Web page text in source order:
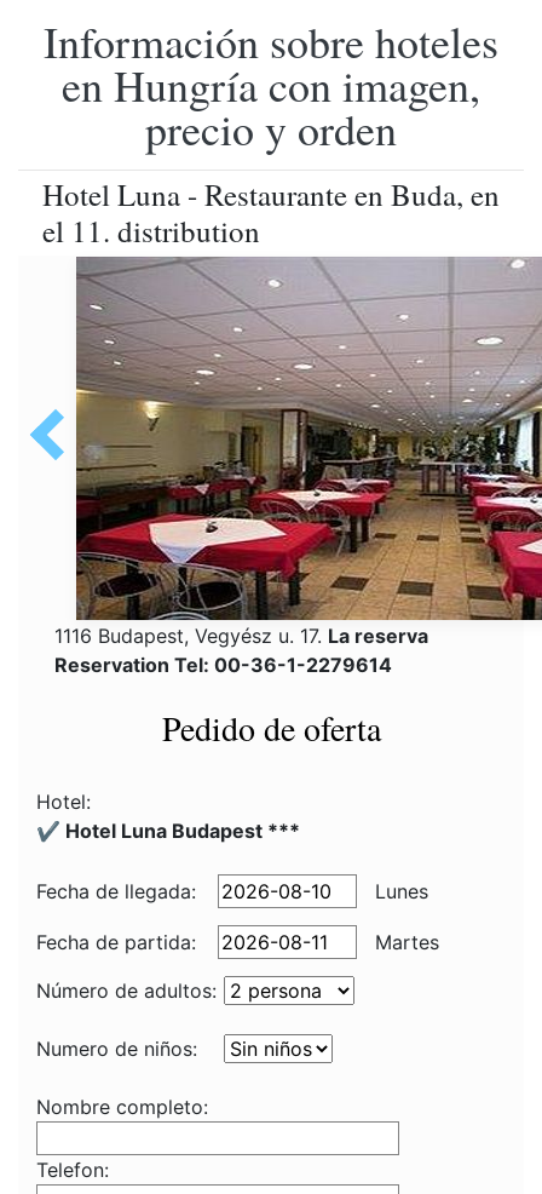
Información sobre hoteles
en Hungría con imagen,
precio y orden
Hotel Luna - Restaurante en Buda, en
el 11. distribution
1116 Budapest, Vegyész u. 17. La reserva
Reservation Tel: 00-36-1-2279614
Pedido de oferta
Hotel:
✔️ Hotel Luna Budapest ***
Fecha de llegada: Lunes
Fecha de partida:
Martes
Número de adultos:
Numero de niños:
Nombre completo:
Telefon: